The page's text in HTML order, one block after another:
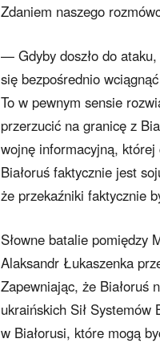
Zdaniem naszego
— Gdyby doszło do ataku,
się bezpośrednio
To w pewnym sensie
przerzucić na granicę z
wojnę informacyjną,
Białoruś faktycznie jest
że przekaźniki faktycznie
Słowne batalie pomiędzy
Alaksandr Łukaszenka
Zapewniając, że Białoruś
ukraińskich Sił Systemów
w Białorusi, które mogą